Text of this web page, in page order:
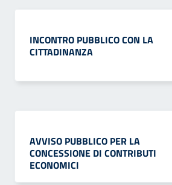
INCONTRO PUBBLICO CON LA
CITTADINANZA
AVVISO PUBBLICO PER LA
CONCESSIONE DI CONTRIBUTI
ECONOMICI